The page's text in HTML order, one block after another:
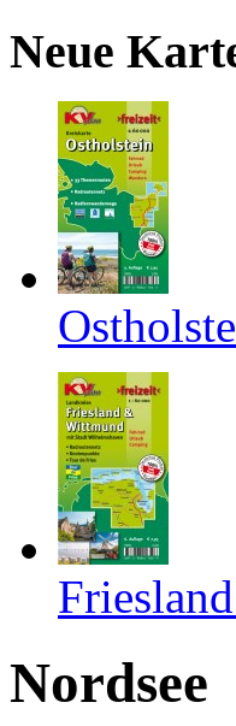
Neue
Nordsee